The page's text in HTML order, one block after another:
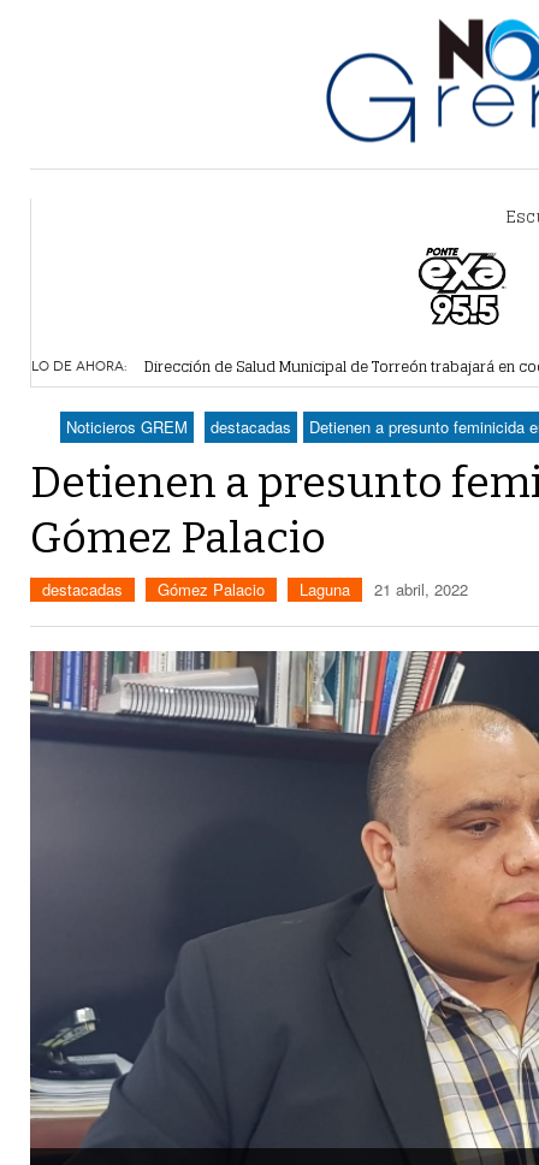
LO DE AHORA: Dirección de Salud Municipal de Torreón trabajará en
15 horas -
Alcalde de Torreón implementa estrategia de espacios
Detienen a 18 personas en centro comercial de Torreón
Realizan en Torreón trámites de licencias de
Noticieros GREM destacadas Detienen a presunto feminicida
Detienen a presunto
Gómez Palacio
destacadas Gómez Palacio Laguna 21 abril, 2022